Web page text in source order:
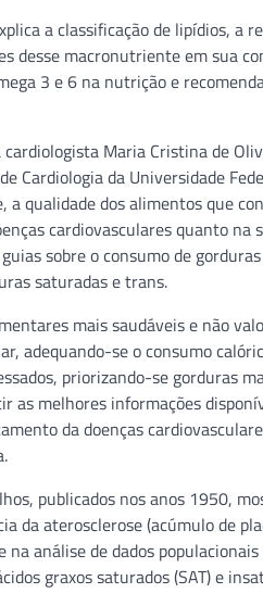
a classificação de lipídios, a
desse macronutriente em sua
3 e 6 na nutrição e
Maria Cristina de
Cardiologia da Universidade
a qualidade dos alimentos que
cardiovasculares quanto
sobre o consumo de
saturadas e trans.
mais saudáveis e não
adequando-se o consumo
priorizando-se gorduras
melhores informações
da doenças
publicados nos anos 1950,
da aterosclerose (acúmulo de
análise de dados
graxos saturados (SAT) e